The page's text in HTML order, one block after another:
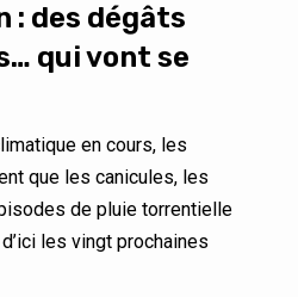
: des dégâts
qui vont se
en cours, les
que les canicules, les
de pluie torrentielle
les vingt prochaines